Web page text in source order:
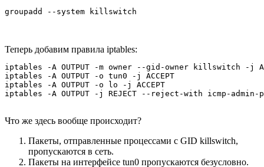
Теперь добавим правила iptables:
iptables -A OUTPUT -m owner --gid-owner killswitch -j
iptables -A OUTPUT -o tun0 -j ACCEPT
iptables -A OUTPUT -o lo -j ACCEPT
Что же здесь вообще происходит?
Пакеты, отправленные процессами с GID killswitch,
пропускаются в сеть.
Пакеты на интерфейсе tun0 пропускаются безусловно.